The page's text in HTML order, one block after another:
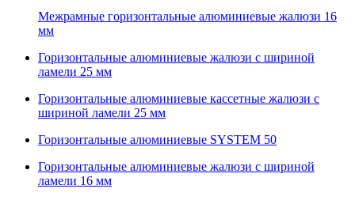
Межрамные горизонтальные алюминиевые жалюзи 16
мм
Горизонтальные алюминиевые жалюзи с шириной
ламели 25 мм
Горизонтальные алюминиевые кассетные жалюзи с
шириной ламели 25 мм
Горизонтальные алюминиевые SYSTEM 50
Горизонтальные алюминиевые жалюзи с шириной
ламели 16 мм